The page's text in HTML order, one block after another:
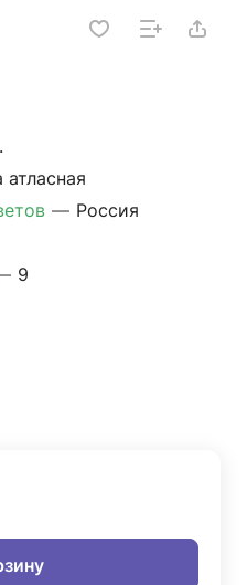
атласная
— Россия
9